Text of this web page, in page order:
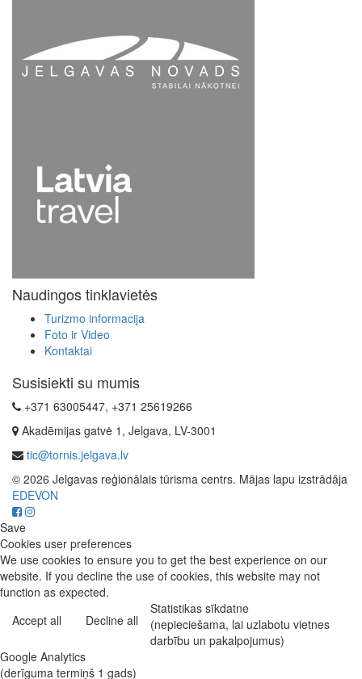
Naudingos tinklavietės
Turizmo informacija
Foto ir Video
Kontaktai
Susisiekti su mumis
+371 63005447, +371 25619266
Akadēmijas gatvė 1, Jelgava, LV-3001
tic@tornis.jelgava.lv
© 2026 Jelgavas reģionālais tūrisma centrs. Mājas lapu izstrādāja
EDEVON
Save
Cookies user preferences
We use cookies to ensure you to get the best experience on our
website. If you decline the use of cookies, this website may not
function as expected.
Accept all
Decline all
Statistikas sīkdatne
(nepieciešama, lai uzlabotu vietnes
darbību un pakalpojumus)
Google Analytics
(derīguma termiņš 1 gads)